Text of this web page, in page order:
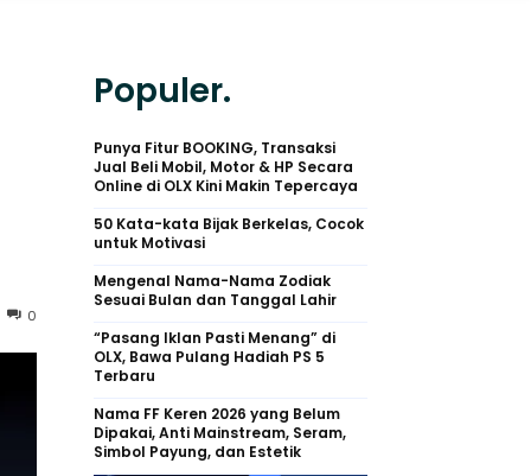
0
Populer.
Punya Fitur BOOKING, Transaksi
Jual Beli Mobil, Motor & HP Secara
Online di OLX Kini Makin Tepercaya
50 Kata-kata Bijak Berkelas, Cocok
untuk Motivasi
Mengenal Nama-Nama Zodiak
Sesuai Bulan dan Tanggal Lahir
“Pasang Iklan Pasti Menang” di
OLX, Bawa Pulang Hadiah PS 5
Terbaru
Nama FF Keren 2026 yang Belum
Dipakai, Anti Mainstream, Seram,
Simbol Payung, dan Estetik